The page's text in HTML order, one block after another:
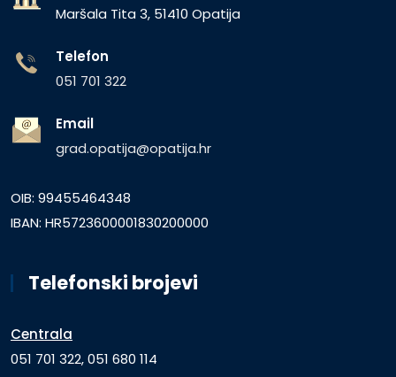
Maršala Tita 3, 51410 Opatija
Telefon
051 701 322
Email
grad.opatija@opatija.hr
OIB: 99455464348
IBAN: HR5723600001830200000
Telefonski brojevi
Centrala
051 701 322, 051 680 114